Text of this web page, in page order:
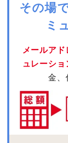
その場
ミ
メールアド
ュレーショ
金、